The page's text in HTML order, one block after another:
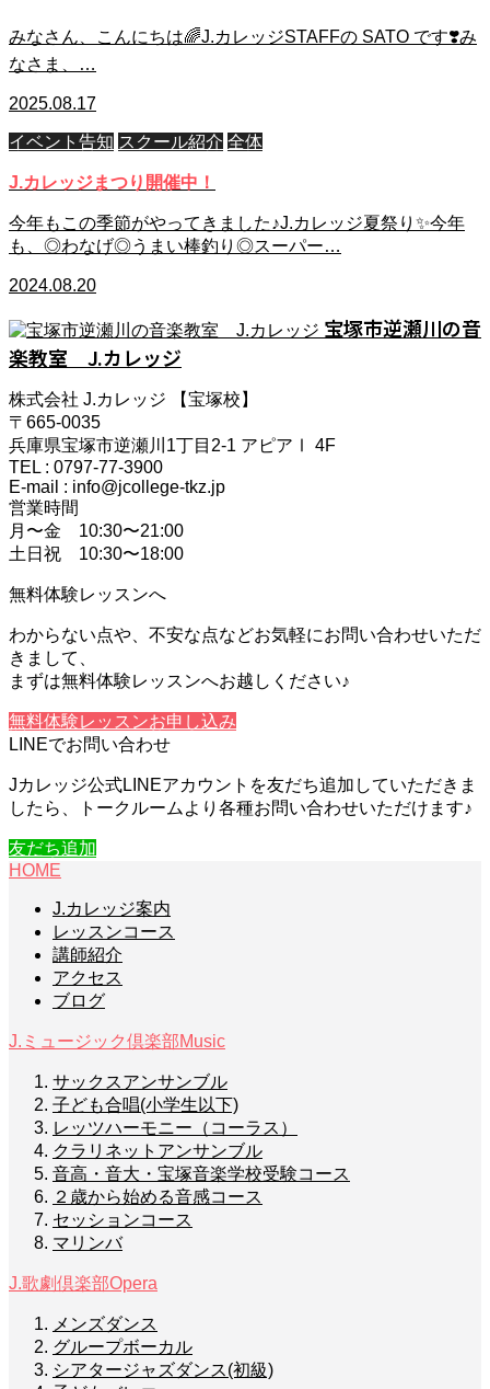
みなさん、こんにちは🌈J.カレッジSTAFFの SATO です❣️み
なさま、…
2025.08.17
イベント告知 スクール紹介 全体
J.カレッジまつり開催中！
今年もこの季節がやってきました♪J.カレッジ夏祭り✨今年
も、◎わなげ◎うまい棒釣り◎スーパー…
2024.08.20
宝塚市逆瀬川の音
楽教室 J.カレッジ
株式会社 J.カレッジ 【宝塚校】
〒665-0035
兵庫県宝塚市逆瀬川1丁目2-1 アピアⅠ 4F
TEL : 0797-77-3900
E-mail : info@jcollege-tkz.jp
営業時間
月〜金 10:30〜21:00
土日祝 10:30〜18:00
無料体験レッスンへ
わからない点や、不安な点などお気軽にお問い合わせいただ
きまして、
まずは無料体験レッスンへお越しください♪
無料体験レッスンお申し込み
LINEでお問い合わせ
Jカレッジ公式LINEアカウントを友だち追加していただきま
したら、トークルームより各種お問い合わせいただけます♪
友だち追加
HOME
J.カレッジ案内
レッスンコース
講師紹介
アクセス
ブログ
J.ミュージック倶楽部Music
サックスアンサンブル
子ども合唱(小学生以下)
レッツハーモニー（コーラス）
クラリネットアンサンブル
音高・音大・宝塚音楽学校受験コース
２歳から始める音感コース
セッションコース
マリンバ
J.歌劇倶楽部Opera
メンズダンス
グループボーカル
シアタージャズダンス(初級)